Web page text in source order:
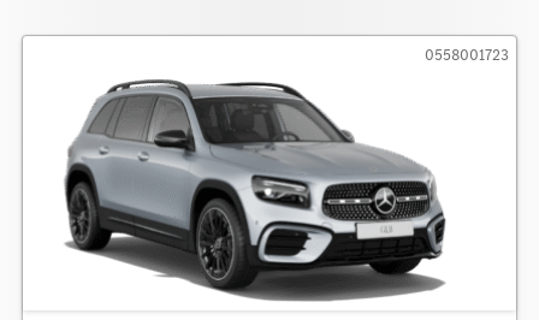
0558001723